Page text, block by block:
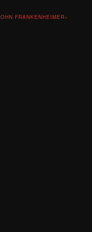
FRANKENHEIMER»